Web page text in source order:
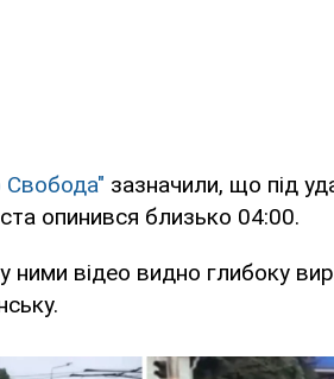
Свобода" зазначили, що під
опинився близько 04:00.
ними відео видно глибоку